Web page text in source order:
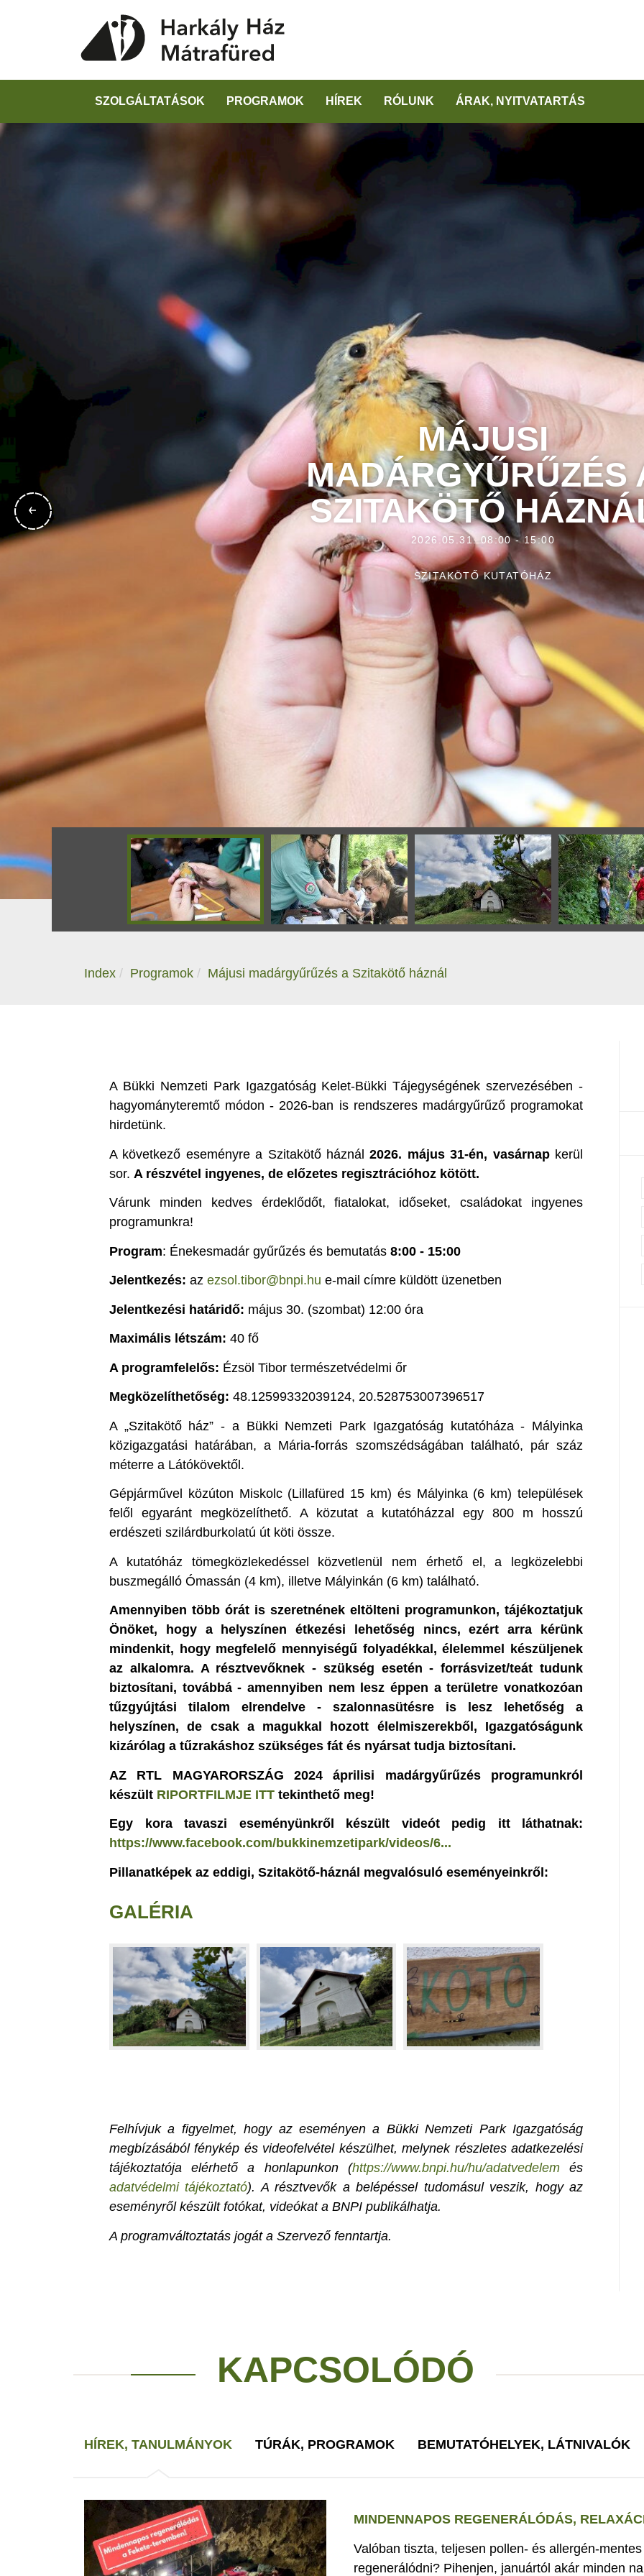
SZOLGÁLTATÁSOK PROGRAMOK HÍREK RÓLUNK ÁRAK, NYITVATARTÁS
MÁJUSI
MADÁRGYŰRŰZÉS
SZITAKÖTŐ
2026.05.31. 08:00 - 15:00
SZITAKÖTŐ KUTATÓHÁZ
Index Programok Májusi madárgyűrűzés a Szitakötő háznál
A Bükki Nemzeti Park Igazgatóság Kelet-Bükki Tájegységének szervezésében -
hagyományteremtő módon - 2026-ban is rendszeres madárgyűrűző programokat
hirdetünk.
A következő eseményre a Szitakötő háznál2026. május 31-én, vasárnapkerül
sor. A részvétel ingyenes, de előzetes regisztrációhoz kötött.
Várunk minden kedves érdeklődőt, fiatalokat, időseket, családokat ingyenes
programunkra!
Program: Énekesmadár gyűrűzés és bemutatás 8:00 - 15:00
Jelentkezés: az ezsol.tibor@bnpi.hu e-mail címre küldött üzenetben
Jelentkezési határidő: május 30. (szombat) 12:00 óra
Maximális létszám: 40 fő
A programfelelős: Ézsöl Tibor természetvédelmi őr
Megközelíthetőség: 48.12599332039124, 20.528753007396517
A „Szitakötő ház” - a Bükki Nemzeti Park Igazgatóság kutatóháza - Mályinka
közigazgatási határában, a Mária-forrás szomszédságában található, pár száz
méterre a Látókövektől.
Gépjárművel közúton Miskolc (Lillafüred 15 km) és Mályinka (6 km) települések
felől egyaránt megközelíthető. A közutat a kutatóházzal egy 800 m hosszú
erdészeti szilárdburkolatú út köti össze.
A kutatóház tömegközlekedéssel közvetlenül nem érhető el, a legközelebbi
buszmegálló Ómassán (4 km), illetve Mályinkán (6 km) található.
Amennyiben több órát is szeretnének eltölteni programunkon, tájékoztatjuk
Önöket, hogy a helyszínen étkezési lehetőség nincs, ezért arra kérünk
mindenkit, hogy megfelelő mennyiségű folyadékkal, élelemmel készüljenek
az alkalomra. A résztvevőknek - szükség esetén - forrásvizet/teát tudunk
biztosítani, továbbá - amennyiben nem lesz éppen a területre vonatkozóan
tűzgyújtási tilalom elrendelve - szalonnasütésre is lesz lehetőség a
helyszínen, de csak a magukkal hozott élelmiszerekből, Igazgatóságunk
kizárólag a tűzrakáshoz szükséges fát és nyársat tudja biztosítani.
AZ RTL MAGYARORSZÁG 2024 áprilisi madárgyűrűzés programunkról
készült RIPORTFILMJE ITT tekinthető meg!
Egy kora tavaszi eseményünkről készült videót pedig itt láthatnak:
https://www.facebook.com/bukkinemzetipark/videos/6...
Pillanatképek az eddigi, Szitakötő-háznál megvalósuló eseményeinkről:
GALÉRIA
Felhívjuk a figyelmet, hogy az eseményen a Bükki Nemzeti Park Igazgatóság
megbízásából fénykép és videofelvétel készülhet, melynek részletes adatkezelési
tájékoztatója elérhető a honlapunkon (https://www.bnpi.hu/hu/adatvedelemés
adatvédelmi tájékoztató). A résztvevők a belépéssel tudomásul veszik, hogy az
eseményről készült fotókat, videókat a BNPI publikálhatja.
A programváltoztatás jogát a Szervező fenntartja.
KAPCSOLÓDÓ
HÍREK, TANULMÁNYOK TÚRÁK, PROGRAMOK BEMUTATÓHELYEK, LÁTNIVALÓK
MINDENNAPOS REGENERÁLÓDÁS,
Valóban tiszta, teljesen pollen- és allergén-
regenerálódni? Pihenjen, januártól akár minden